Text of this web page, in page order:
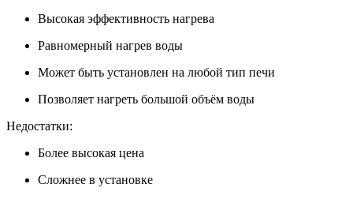
Высокая эффективность нагрева
Равномерный нагрев воды
Может быть установлен на любой тип печи
Позволяет нагреть большой объём воды
Недостатки:
Более высокая цена
Сложнее в установке